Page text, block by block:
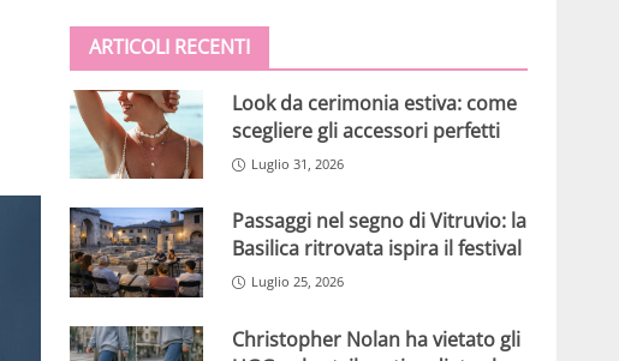
ARTICOLI RECENTI
Look da cerimonia estiva: come
scegliere gli accessori perfetti
Luglio 31, 2026
Passaggi nel segno di Vitruvio: la
Basilica ritrovata ispira il festival
Luglio 25, 2026
Christopher Nolan ha vietato gli